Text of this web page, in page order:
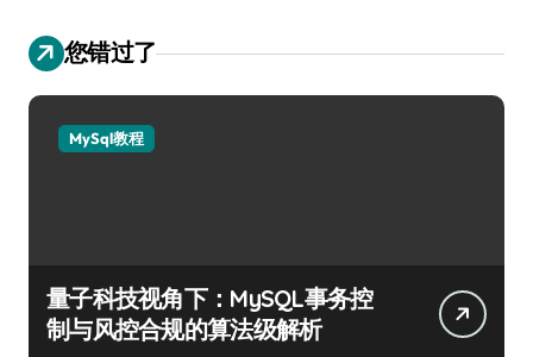
您错过了
MySql教程
量子科技视角下：MySQL事务控
制与风控合规的算法级解析